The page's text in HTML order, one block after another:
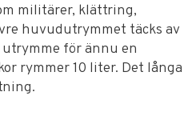
militärer, klättring,
huvudutrymmet täcks av
för ännu en
rymmer 10 liter. Det långa